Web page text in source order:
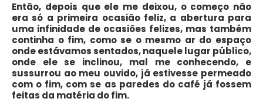
Então, depois que ele me deixou, o começo não
era só a primeira ocasião feliz, a abertura para
uma infinidade de ocasiões felizes, mas também
continha o fim, como se o mesmo ar do espaço
onde estávamos sentados, naquele lugar público,
onde ele se inclinou, mal me conhecendo, e
sussurrou ao meu ouvido, já estivesse permeado
com o fim, com se as paredes do café já fossem
feitas da matéria do fim.